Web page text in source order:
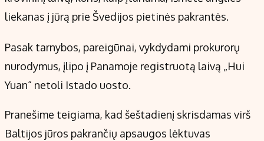
liekanas į jūrą prie Švedijos pietinės pakrantės.
Pasak tarnybos, pareigūnai, vykdydami prokurorų
nurodymus, įlipo į Panamoje registruotą laivą „Hui
Yuan“ netoli Istado uosto.
Pranešime teigiama, kad šeštadienį skrisdamas virš
Baltijos jūros pakrančių apsaugos lėktuvas